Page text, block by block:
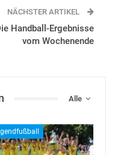
NÄCHSTER ARTIKEL
Handball-Ergebnisse
vom Wochenende
Alle